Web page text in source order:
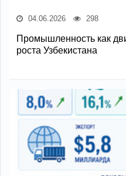
04.06.2026 298
Промышленность как
роста Узбекистана